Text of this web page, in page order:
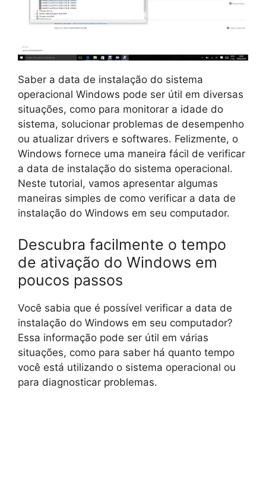
Saber a data de instalação do sistema
operacional Windows pode ser útil em diversas
situações, como para monitorar a idade do
sistema, solucionar problemas de desempenho
ou atualizar drivers e softwares. Felizmente, o
Windows fornece uma maneira fácil de verificar
a data de instalação do sistema operacional.
Neste tutorial, vamos apresentar algumas
maneiras simples de como verificar a data de
instalação do Windows em seu computador.
Descubra facilmente o tempo
de ativação do Windows em
poucos passos
Você sabia que é possível verificar a data de
instalação do Windows em seu computador?
Essa informação pode ser útil em várias
situações, como para saber há quanto tempo
você está utilizando o sistema operacional ou
para diagnosticar problemas.